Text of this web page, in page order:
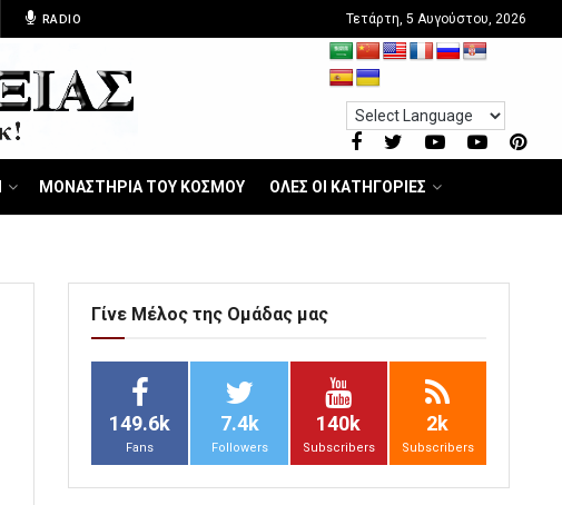
RADIO Τετάρτη, 5 Αυγούστου, 2026
ΜΟΝΑΣΤΗΡΙΑ ΤΟΥ ΚΟΣΜΟΥ ΟΛΕΣ ΟΙ ΚΑΤΗΓΟΡΙΕΣ
Γίνε Μέλος της Ομάδας μας
149.6k
Fans
7.4k
Followers
140k
Subscribers
2k
Subscribers